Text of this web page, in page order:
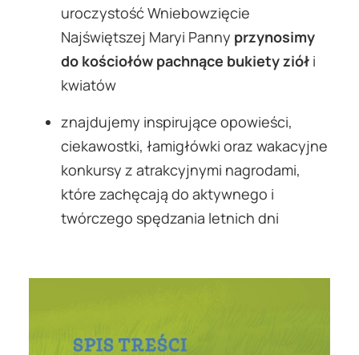
uroczystość Wniebowzięcie
Najświętszej Maryi Panny przynosimy
do kościołów pachnące bukiety ziół i
kwiatów
znajdujemy inspirujące opowieści,
ciekawostki, łamigłówki oraz wakacyjne
konkursy z atrakcyjnymi nagrodami,
które zachęcają do aktywnego i
twórczego spędzania letnich dni